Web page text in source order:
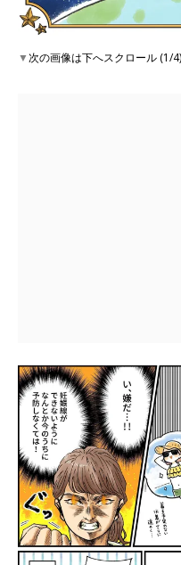
▼次の画像は下へスクロール (1/4)